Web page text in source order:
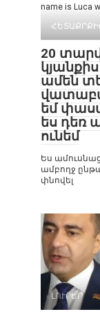
name is Luca
20
ամեն
եմ
ես դեռ
ունեմ
Ես
ամբողջ
փնովել
ԼՈՒՐԵՐ